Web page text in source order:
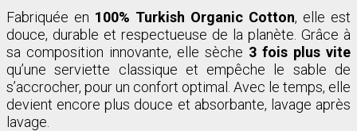
Fabriquée en 100% Turkish Organic Cotton, elle est
douce, durable et respectueuse de la planète. Grâce à
sa composition innovante, elle sèche 3 fois plus vite
qu’une serviette classique et empêche le sable de
s’accrocher, pour un confort optimal. Avec le temps, elle
devient encore plus douce et absorbante, lavage après
lavage.